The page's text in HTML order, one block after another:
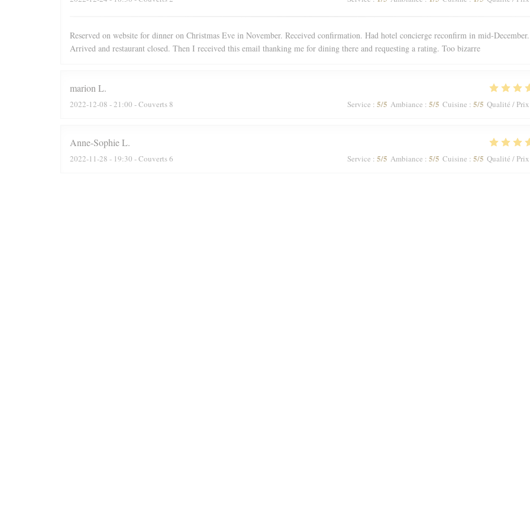
Reserved on website for dinner on Christmas Eve in November. Received confirmation. Had hotel concierge reconfirm in mid-December.
Arrived and restaurant closed. Then I received this email thanking me for dining there and requesting a rating. Too bizarre
marion L
2022-12-08 - 21:00 - Couverts 8 Service : 5/5 Ambiance : 5/5 Cuisine : 5/5 Qualité / Prix
Anne-SophieL
2022-11-28 - 19:30 - Couverts 6 Service : 5/5 Ambiance : 5/5 Cuisine : 5/5 Qualité / Prix